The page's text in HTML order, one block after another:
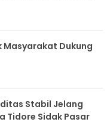
Masyarakat Dukung
Stabil Jelang
Tidore Sidak Pasar